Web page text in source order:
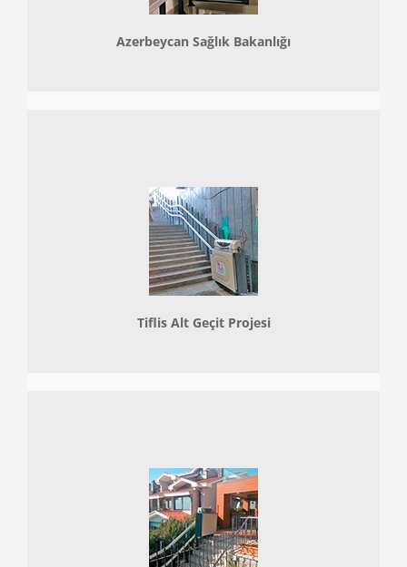
Azerbeycan Sağlık Bakanlığı
Tiflis Alt Geçit Projesi